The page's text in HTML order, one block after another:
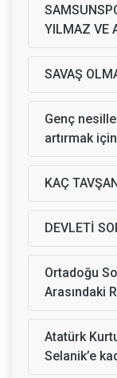
YILMAZ VE
SAVAŞ
Genç
artırmak
KAÇ
DEVLETİ
Ortadoğu
Arasındaki
Atatürk
Selanik’e